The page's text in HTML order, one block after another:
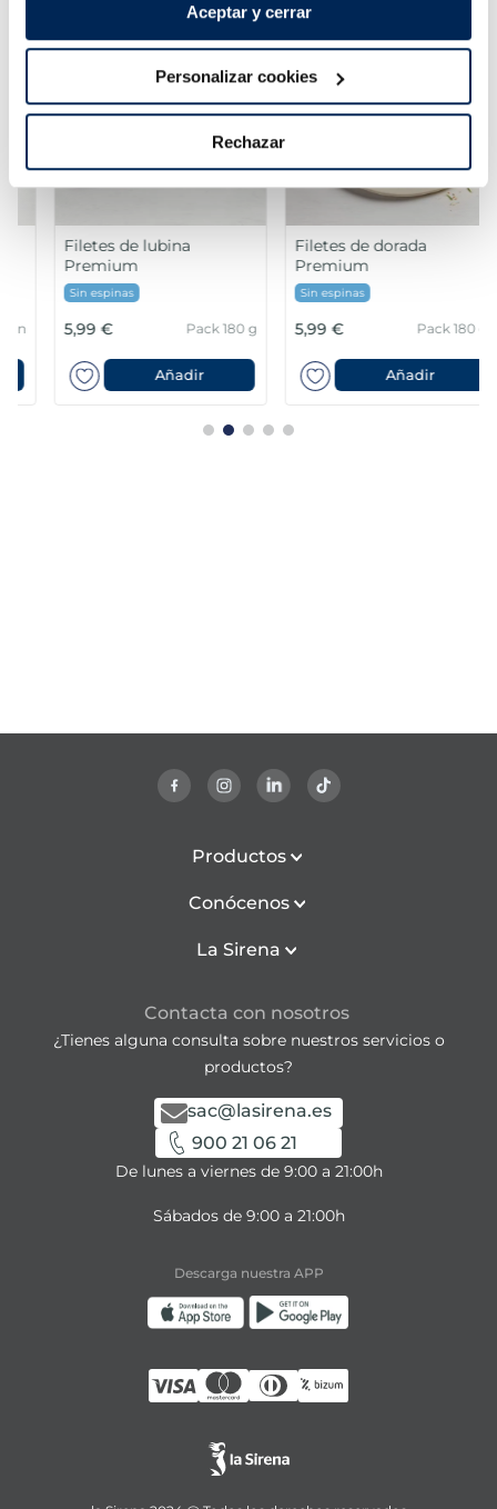
Aceptar y cerrar
Personalizar cookies
Rechazar
Filetes de lubina
Premium
Sin espinas
5,99 € Pack 180 g
Añadir
Filetes de dorada
Premium
Sin espinas
5,99 € Pack 180 g
Añadir
Productos
Conócenos
La Sirena
Contacta con nosotros
¿Tienes alguna consulta sobre nuestros servicios o
productos?
sac@lasirena.es
900 21 06 21
De lunes a viernes de 9:00 a 21:00h
Sábados de 9:00 a 21:00h
Descarga nuestra APP